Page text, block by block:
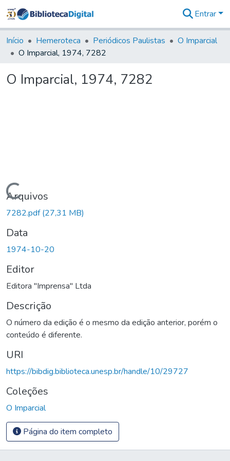
&
Coleções
Tudo na
Digital
Entrar
Início Hemeroteca Periódicos Paulistas
O Imparcial
O Imparcial, 1974, 7282
O Imparcial, 1974, 7282
Carregando...
Arquivos
7282.pdf(27,31 MB)
Data
1974-10-20
Editor
Editora "Imprensa" Ltda
Descrição
O número da edição é o mesmo da edição anterior, porém o
conteúdo é diferente.
URI
https://bibdig.biblioteca.unesp.br/handle/10/29727
Coleções
O Imparcial
Página do item completo